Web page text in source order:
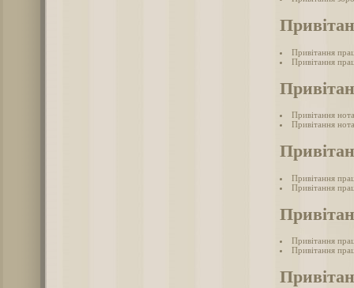
Привітання
Привітання
Привітання
Привітання
Привітання
Привітання
Привітання
Привітання